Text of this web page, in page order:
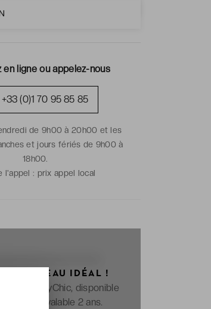
en ligne ou appelez-nous
+33 (0)1 70 95 85 85
de 9h00 à 20h00 et les
et jours fériés de 9h00 à
18h00.
l'appel : prix appel local
LE CADEAU IDÉAL !
VeryChic, disponible
et valable 2 ans.